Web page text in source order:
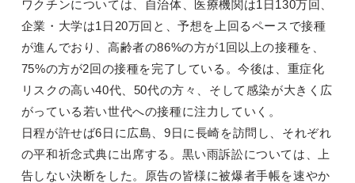
ワクチンについては、自治体、医療機関は1日130万回、
企業・大学は1日20万回と、予想を上回るペースで接種
が進んでおり、高齢者の86%の方が1回以上の接種を、
75%の方が2回の接種を完了している。今後は、重症化
リスクの高い40代、50代の方々、そして感染が大きく広
がっている若い世代への接種に注力していく。
日程が許せば6日に広島、9日に長崎を訪問し、それぞれ
の平和祈念式典に出席する。黒い雨訴訟については、上
告しない決断をした。原告の皆様に被爆者手帳を速やか